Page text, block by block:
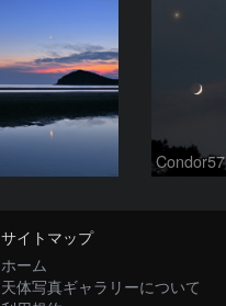
Condor57
サイトマップ
ホーム
天体写真ギャラリーについて